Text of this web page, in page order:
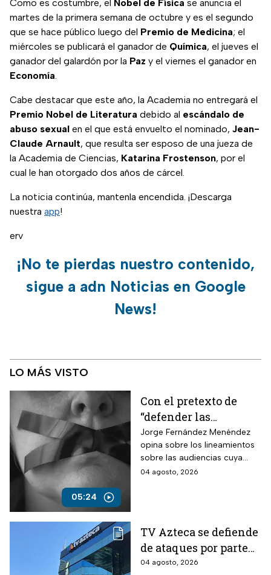
Como es costumbre, el Nobel de Física se anuncia el
martes de la primera semana de octubre y es el segundo
que se hace público luego del Premio de Medicina; el
miércoles se publicará el ganador de Química, el jueves el
ganador del galardón por la Paz y el viernes el ganador en
Economía.
Cabe destacar que este año, la Academia no entregará el
Premio Nobel de Literatura debido al escándalo de
abuso sexual en el que está envuelto el nominado, Jean-
Claude Arnault, que resulta ser esposo de una jueza de
la Academia de Ciencias, Katarina Frostenson, por el
cual le han otorgado dos años de cárcel.
La noticia continúa, mantenla encendida. ¡Descarga
nuestra app!
erv
¡No te pierdas nuestro contenido,
sigue a adn Noticias en Google
News!
LO MÁS VISTO
05:24
Con el pretexto de
“defender las
audiencias”, crearán
un modelo de control
para silenciar la
crítica
Jorge Fernández Menéndez
opina sobre los lineamientos
sobre las audiencias cuya
finalidad es la censura y que
04 agosto, 2026
TV Azteca se defiende
de ataques por parte
del Gobierno de
04 agosto, 2026